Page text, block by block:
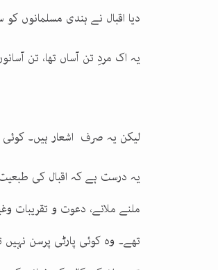
دیا اقبال نے ہندی مسلمانوں کو
یہ اک مردِ تن آساں تھا، تن
لیکن یہ صرف اشعار ہیں۔
یہ درست ہے کہ اقبال کی
ملنے ملانے، دعوت و تقریبات
تھے۔ وہ کوئی پارٹی پرسن